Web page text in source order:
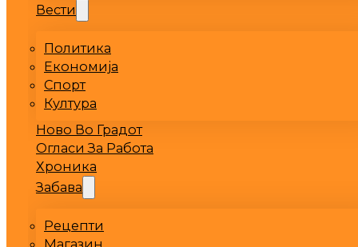
Вести
Политика
Економија
Спорт
Култура
Ново Во Градот
Огласи За Работа
Хроника
Забава
Рецепти
Магазин